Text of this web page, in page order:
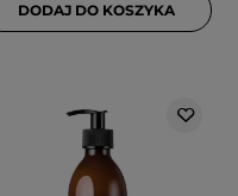
DODAJ DO KOSZYKA